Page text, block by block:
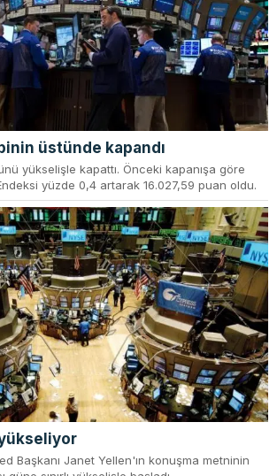
üstünde kapandı
yükselişle kapattı. Önceki kapanışa göre
yüzde 0,4 artarak 16.027,59 puan oldu.
Başkanı Janet Yellen'ın konuşma metninin